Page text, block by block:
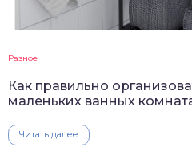
Разное
Как правильно
маленьких ванных
Читать далее